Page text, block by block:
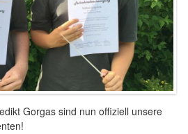
Gorgas sind nun offiziell unsere